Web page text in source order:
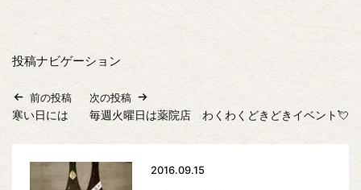
投稿ナビゲーション
前の投稿
寒い日には
次の投稿
毎週火曜日は薬院店 わくわくどきどきイベント💘
2016.09.15